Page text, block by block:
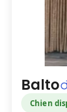
Balto
Chien